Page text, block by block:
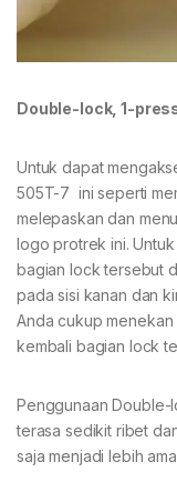
Double-lock, 1-
Untuk dapat
505T-7 ini seperti
melepaskan dan
logo protrek ini.
bagian lock tersebut
pada sisi kanan dan
Anda cukup
kembali bagian lock
Penggunaan
terasa sedikit ribet
saja menjadi lebih